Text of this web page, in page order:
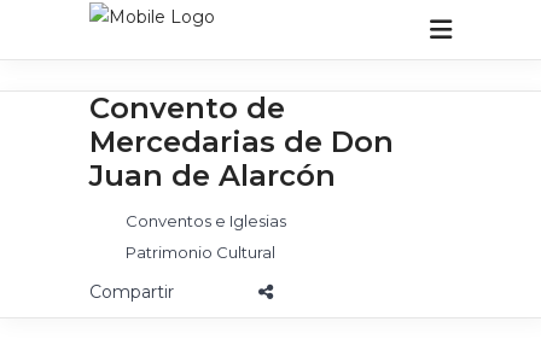
Convento de
Mercedarias de Don
Juan de Alarcón
Conventos e Iglesias
Patrimonio Cultural